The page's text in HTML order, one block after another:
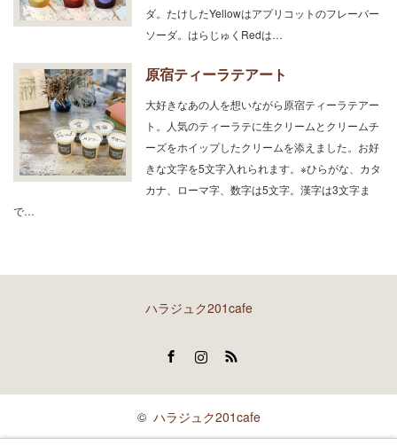
ダ。たけしたYellowはアプリコットのフレーバー
ソーダ。はらじゅくRedは…
原宿ティーラテアート
大好きなあの人を想いながら原宿ティーラテアー
ト。人気のティーラテに生クリームとクリームチ
ーズをホイップしたクリームを添えました。お好
きな文字を5文字入れられます。※ひらがな、カタ
カナ、ローマ字、数字は5文字。漢字は3文字ま
で…
ハラジュク201cafe
© ハラジュク201cafe